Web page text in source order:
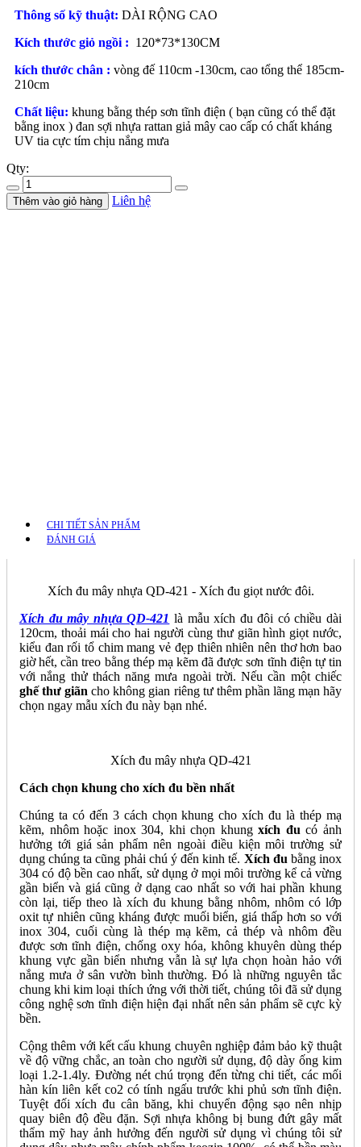
Thông số kỹ thuật: DÀI RỘNG CAO
Kích thước giỏ ngồi : 120*73*130CM
kích thước chân : vòng đế 110cm -130cm, cao tổng thể 185cm-
210cm
Chất liệu: khung bằng thép sơn tĩnh điện ( bạn cũng có thể đặt
bằng inox ) đan sợi nhựa rattan giả mây cao cấp có chất kháng
UV tia cực tím chịu nắng mưa
Qty:
Thêm vào giỏ hàng Liên hệ
CHI TIẾT SẢN PHẨM
ĐÁNH GIÁ
Xích đu mây nhựa QD-421 - Xích đu giọt nước đôi.
Xích đu mây nhựa QD-421 là mẫu xích đu đôi có chiều dài
120cm, thoải mái cho hai người cùng thư giãn hình giọt nước,
kiểu đan rối tổ chim mang vẻ đẹp thiên nhiên nên thơ hơn bao
giờ hết, cần treo bằng thép mạ kẽm đã được sơn tĩnh điện tự tin
với nắng thử thách năng mưa ngoài trời. Nếu cần một chiếc
ghế thư giãn cho không gian riêng tư thêm phần lãng mạn hãy
chọn ngay mẫu xích đu này bạn nhé.
Xích đu mây nhựa QD-421
Cách chọn khung cho xích đu bền nhất
Chúng ta có đến 3 cách chọn khung cho xích đu là thép mạ
kẽm, nhôm hoặc inox 304, khi chọn khungxích đu có ảnh
hưởng tới giá sản phẩm nên ngoài điều kiện môi trường sử
dụng chúng ta cũng phải chú ý đến kinh tế. Xích đu bằng inox
304 có độ bền cao nhất, sử dụng ở mọi môi trường kể cả vừng
gần biển và giá cũng ở dạng cao nhất so với hai phần khung
còn lại, tiếp theo là xích đu khung bằng nhôm, nhôm có lớp
oxit tự nhiên cũng kháng được muối biển, giá thấp hơn so với
inox 304, cuối cùng là thép mạ kẽm, cả thép và nhôm đều
được sơn tĩnh điện, chống oxy hóa, không khuyên dùng thép
khung vực gần biển nhưng vẫn là sự lựa chọn hoàn hảo với
nắng mưa ở sân vườn bình thường. Đó là những nguyên tắc
chung khi kim loại thích ứng với thời tiết, chúng tôi đã sử dụng
công nghệ sơn tĩnh điện hiện đại nhất nên sản phẩm sẽ cực kỳ
bền.
Cộng thêm với kết cấu khung chuyên nghiệp đảm bảo kỹ thuật
về độ vững chắc, an toàn cho người sử dụng, độ dày ống kim
loại 1.2-1.4ly. Đường nét chú trọng đến từng chi tiết, các mối
hàn kín liên kết co2 có tính ngấu trước khi phủ sơn tĩnh điện.
Tuyệt đối xích đu cân băng, khi chuyển động sạo nên nhịp
quay biên độ đều đặn. Sợi nhựa không bị bung đứt gây mất
thẩm mỹ hay ảnh hưởng đến người sử dụng vì chúng tôi sử